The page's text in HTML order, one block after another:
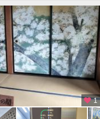
1